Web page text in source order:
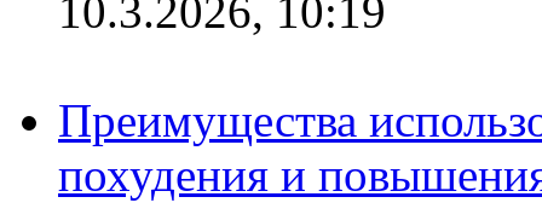
10.3.2026, 10:19
Преимущества
похудения и